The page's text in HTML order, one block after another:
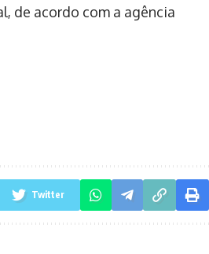
de acordo com a agência
Twitter